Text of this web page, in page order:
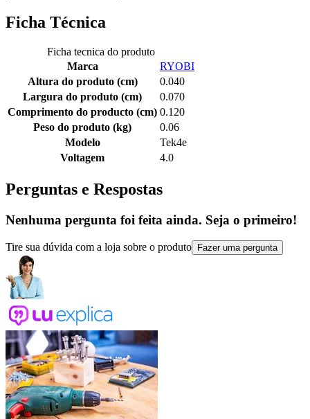
Ficha Técnica
Ficha tecnica do produto
Marca
RYOBI
Altura do produto (cm)
0.040
Largura do produto (cm)
0.070
Comprimento do producto (cm) 0.120
Peso do produto (kg)
0.06
Modelo
Tek4e
Voltagem
4.0
Perguntas e Respostas
Nenhuma pergunta foi feita ainda. Seja o primeiro!
Tire sua dúvida com a loja sobre o produto Fazer uma pergunta